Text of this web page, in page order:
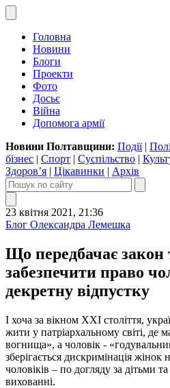
Головна
Новини
Блоги
Проекти
Фото
Досьє
Війна
Допомога армії
Новини Полтавщини: Події|
бізнес | Спорт | Суспільство |
Здоров’я | Цікавинки | Архів
23 квітня 2021, 21:36
Блог Олександра Лемешка
Що передбачає
забезпечити право
декретну відпустку
І хоча за вікном XXI століття,
жити у патріархальному світі, де
вогнища», а чоловік -
зберігається дискримінація жінок
чоловіків – по догляду за дітьми
вихованні.